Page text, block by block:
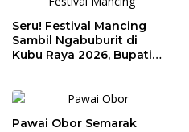
Seru! Festival Mancing
Sambil Ngabuburit di
Kubu Raya 2026, Bupati
Pawai Obor Semarak